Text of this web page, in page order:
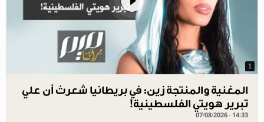
1
المغنية والمنتجة زين: في بريطانيا شعرتُ أن علي
تبرير هويتي الفلسطينية!
07/08/2026 - 14:33